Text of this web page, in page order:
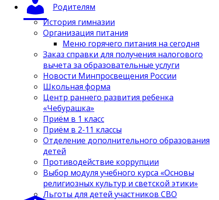
Родителям
История гимназии
Организация питания
Меню горячего питания на сегодня
Заказ справки для получения налогового
вычета за образовательные услуги
Новости Минпросвещения России
Школьная форма
Центр раннего развития ребенка
«Чебурашка»
Приём в 1 класс
Приём в 2-11 классы
Отделение дополнительного образования
детей
Противодействие коррупции
Выбор модуля учебного курса «Основы
религиозных культур и светской этики»
Льготы для детей участников СВО